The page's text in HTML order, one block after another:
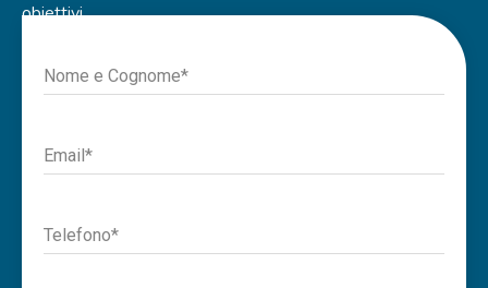
obiettivi.
Nome e Cognome*
Email*
Telefono*